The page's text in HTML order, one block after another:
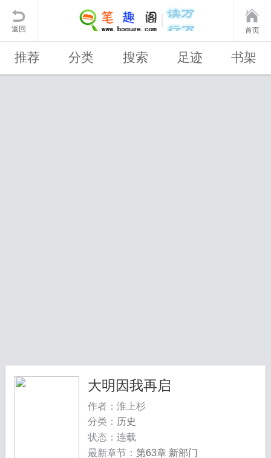
返回 首页
推荐 分类 搜索 足迹 书架
大明因我再启
作者：淮上杉
分类： 历史
状态：连载
最新章节： 第63章 新部门